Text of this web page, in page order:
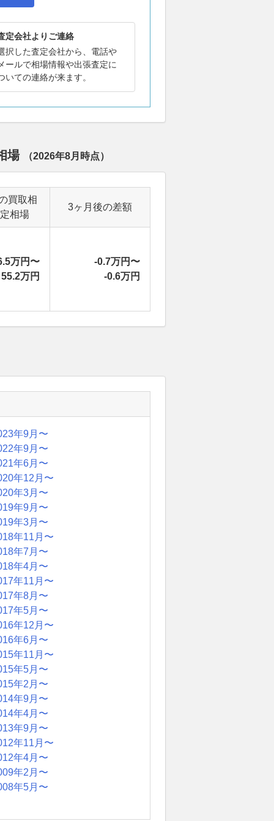
定会社よりご連絡
択した査定会社から、電話や
ールで相場情報や出張査定に
いての連絡が来ます。
場 （2026年8月 時点）
買取相
相場
3ヶ月後の差額
万円〜
55.2万円
-0.7万円〜
-0.6万円
年9月〜
年9月〜
年6月〜
年12月〜
年3月〜
年9月〜
年3月〜
年11月〜
年7月〜
年4月〜
年11月〜
年8月〜
年5月〜
年12月〜
年6月〜
年11月〜
年5月〜
年2月〜
年9月〜
年4月〜
年9月〜
年11月〜
年4月〜
年2月〜
年5月〜